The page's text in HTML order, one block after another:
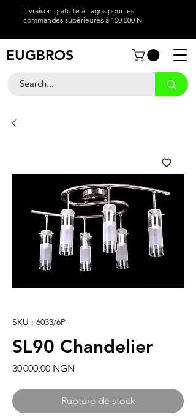
Livraison gratuite à Lagos pour les
commandes supérieures à 100 000 N
EUGBROS
SKU : 6033/6P
SL90 Chandelier
30 000,00 NGN
Rupture de stock